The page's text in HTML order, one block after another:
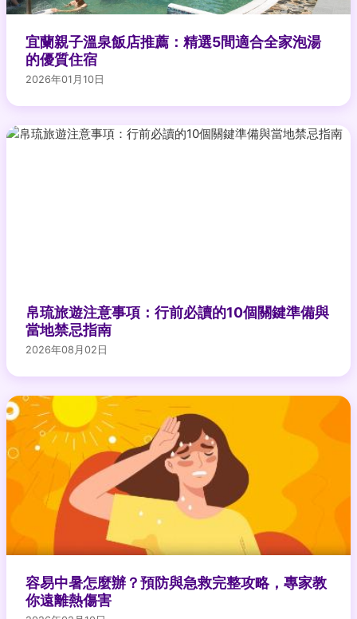
宜蘭親子溫泉飯店推薦：精選5間適合全家泡湯
的優質住宿
2026年01月10日
帛琉旅遊注意事項：行前必讀的10個關鍵準備與
當地禁忌指南
2026年08月02日
容易中暑怎麼辦？預防與急救完整攻略，專家教
你遠離熱傷害